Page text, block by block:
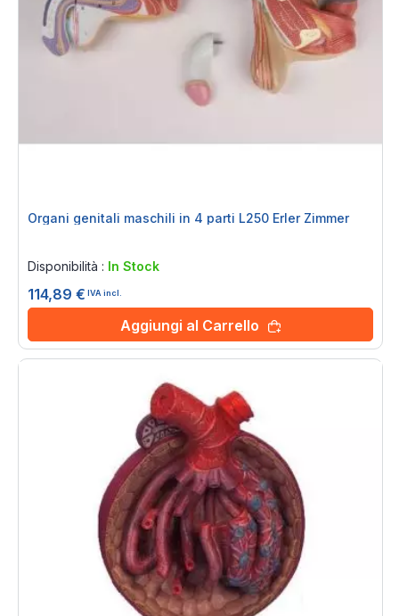
Organi genitali maschili in 4 parti L250 Erler Zimmer
Disponibilità : In Stock
114,89 € IVA incl.
Aggiungi al Carrello